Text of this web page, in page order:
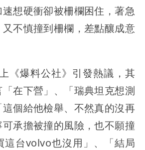
想硬衝卻被柵欄困住，著急
不慎撞到柵欄，差點釀成意
《爆料公社》引發熱議，其
在下營」、「瑞典坦克想測
個給他檢舉、不然真的沒再
承擔被撞的風險，也不願撞
這台volvo也沒用」、「結局